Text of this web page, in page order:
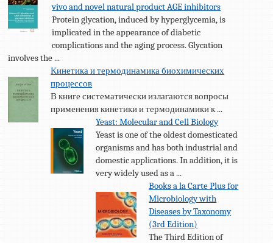
vivo and novel natural product AGE inhibitors
Protein glycation, induced by hyperglycemia, is
implicated in the appearance of diabetic
complications and the aging process. Glycation
involves the ...
Кинетика и термодинамика биохимических
процессов
В книге систематически излагаются вопросы
применения кинетики и термодинамики к ...
Yeast: Molecular and Cell Biology
Yeast is one of the oldest domesticated
organisms and has both industrial and
domestic applications. In addition, it is
very widely used as a ...
Books a la Carte Plus for
Microbiology with
Diseases by Taxonomy
(3rd Edition)
The Third Edition of